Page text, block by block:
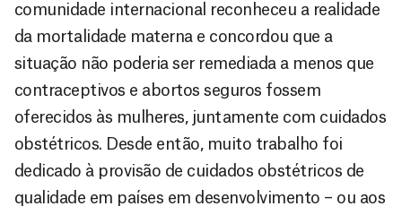
comunidade internacional reconheceu a realidade
da mortalidade materna e concordou que a
situação não poderia ser remediada a menos que
contraceptivos e abortos seguros fossem
oferecidos às mulheres, juntamente com cuidados
obstétricos. Desde então, muito trabalho foi
dedicado à provisão de cuidados obstétricos de
qualidade em países em desenvolvimento – ou aos